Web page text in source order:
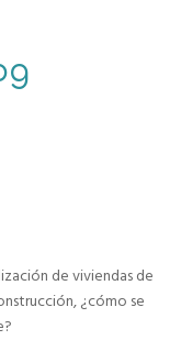
de viviendas de
¿cómo se